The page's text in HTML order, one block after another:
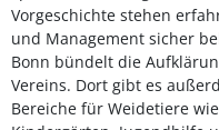
Vorgeschichte stehen
und Management sicher
Bonn bündelt die
Vereins. Dort gibt es
Bereiche für Weidetiere